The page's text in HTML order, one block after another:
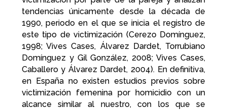
tendencias únicamente desde la década de
1990, periodo en el que se inicia el registro de
este tipo de victimización (Cerezo Domínguez,
1998; Vives Cases, Álvarez Dardet, Torrubiano
Domínguez y Gil González, 2008; Vives Cases,
Caballero y Álvarez Dardet, 2004). En definitiva,
en España no existen estudios previos sobre
victimización femenina por homicidio con un
alcance similar al nuestro, con los que se